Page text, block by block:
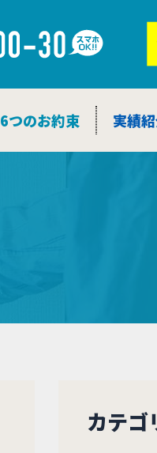
6つのお約束 実績
カテゴ
カ
イ